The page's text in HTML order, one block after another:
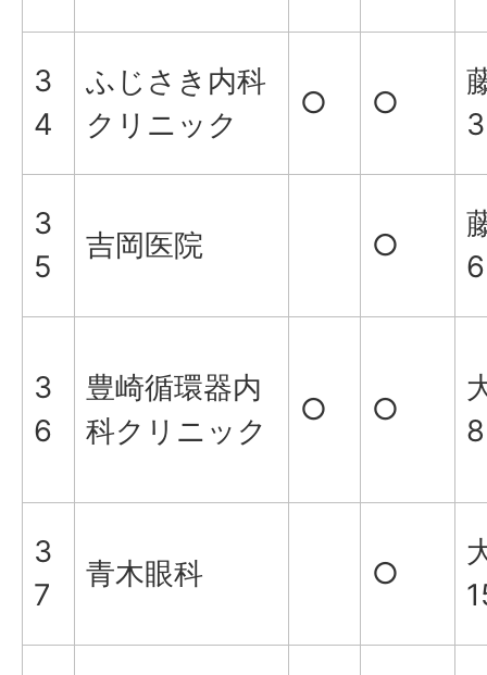
3
4
ふじさき内科
クリニック
○ ○
3
3
5
吉岡医院 ○
6
3
6
豊崎循環器内
科クリニック
○ ○
8
3
7
青木眼科 ○